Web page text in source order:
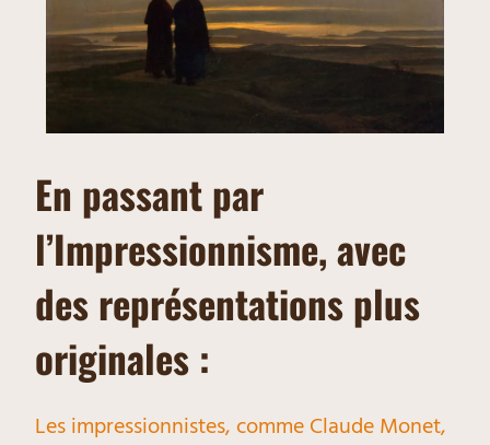
En passant par
l’Impressionnisme, avec
des représentations plus
originales :
Les impressionnistes, comme Claude Monet,